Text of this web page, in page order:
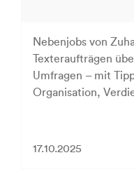
Nebenjobs von
Texteraufträgen
Umfragen – mit
Organisation,
17.10.2025